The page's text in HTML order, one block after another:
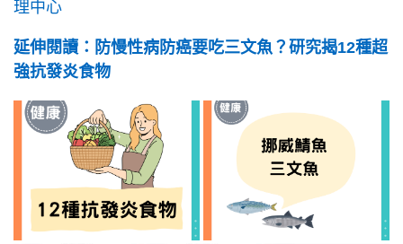
理中心
延伸閱讀：防慢性病防癌要吃三文魚？研究揭12種超
強抗發炎食物